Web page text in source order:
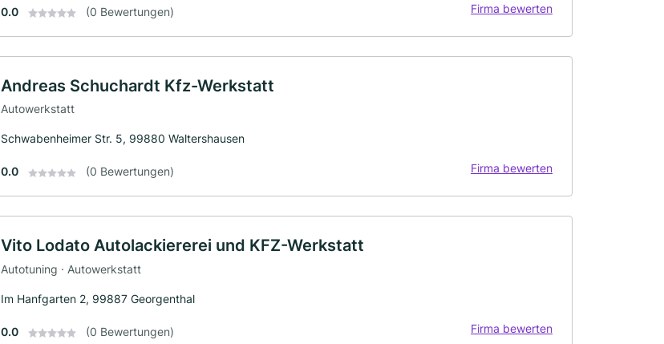
0.0 (0 Bewertungen) Firma bewerten
Andreas Schuchardt Kfz-Werkstatt
Autowerkstatt
Schwabenheimer Str. 5, 99880 Waltershausen
0.0 (0 Bewertungen) Firma bewerten
Vito Lodato Autolackiererei und KFZ-Werkstatt
Autotuning · Autowerkstatt
Im Hanfgarten 2, 99887 Georgenthal
0.0 (0 Bewertungen) Firma bewerten